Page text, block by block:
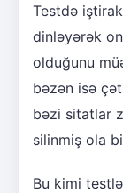
Testdə
dinləyərək
olduğunu
bəzən isə
bəzi sitatlar
silinmiş ola
Bu kimi